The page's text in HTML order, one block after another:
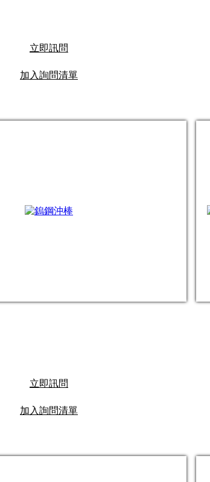
立即訊問
加入詢問清單
立即訊問
加入詢問清單